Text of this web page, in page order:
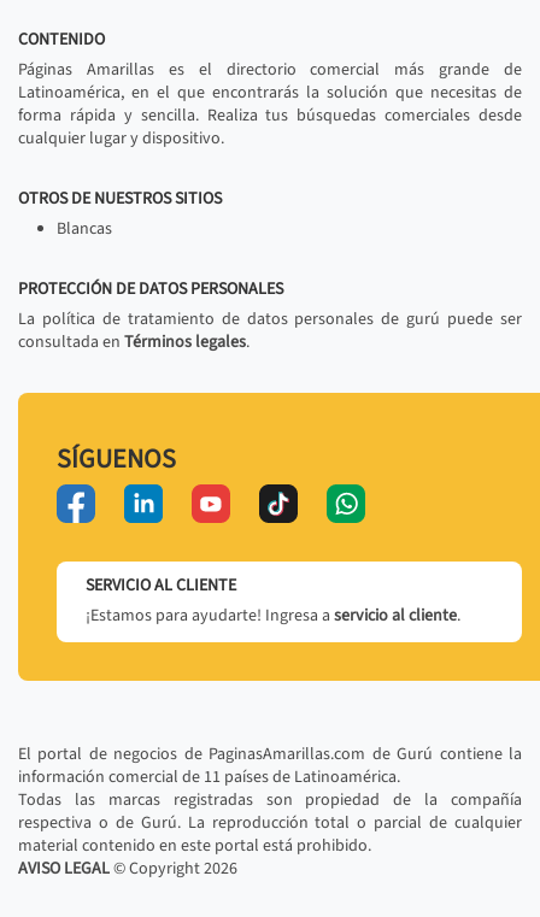
CONTENIDO
Páginas Amarillas es el directorio comercial más grande de
Latinoamérica, en el que encontrarás la solución que necesitas de
forma rápida y sencilla. Realiza tus búsquedas comerciales desde
cualquier lugar y dispositivo.
OTROS DE NUESTROS SITIOS
Blancas
PROTECCIÓN DE DATOS PERSONALES
La política de tratamiento de datos personales de gurú puede ser
consultada en Términos legales.
SÍGUENOS
SERVICIO AL CLIENTE
¡Estamos para ayudarte! Ingresa a servicio al cliente.
El portal de negocios de PaginasAmarillas.com de Gurú contiene la
información comercial de 11 países de Latinoamérica.
Todas las marcas registradas son propiedad de la compañía
respectiva o de Gurú. La reproducción total o parcial de cualquier
material contenido en este portal está prohibido.
AVISO LEGAL© Copyright2026